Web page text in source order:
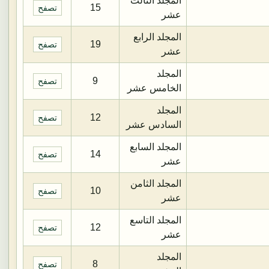
عشر
15 تصفح
المجلد الرابع
عشر
19 تصفح
المجلد
الخامس عشر
9 تصفح
المجلد
السادس عشر
12 تصفح
المجلد السابع
عشر
14 تصفح
المجلد الثامن
عشر
10 تصفح
المجلد التاسع
عشر
12 تصفح
المجلد
8 تصفح